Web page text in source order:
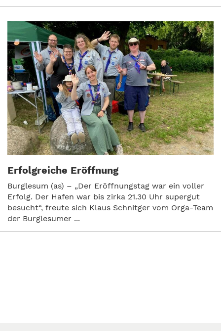
Erfolgreiche Eröffnung
Burglesum (as) – „Der Eröffnungstag war ein voller
Erfolg. Der Hafen war bis zirka 21.30 Uhr supergut
besucht“, freute sich Klaus Schnitger vom Orga-Team
der Burglesumer ...